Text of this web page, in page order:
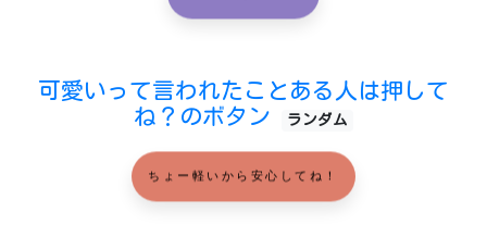
可愛いって言われたことある人は押して
ね？のボタン
ランダム
ちょー軽いから安心してね！